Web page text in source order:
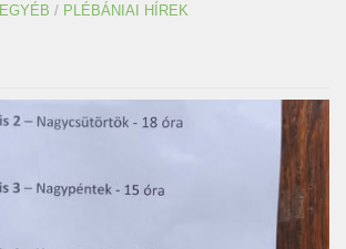
EGYÉB / PLÉBÁNIAI HÍREK